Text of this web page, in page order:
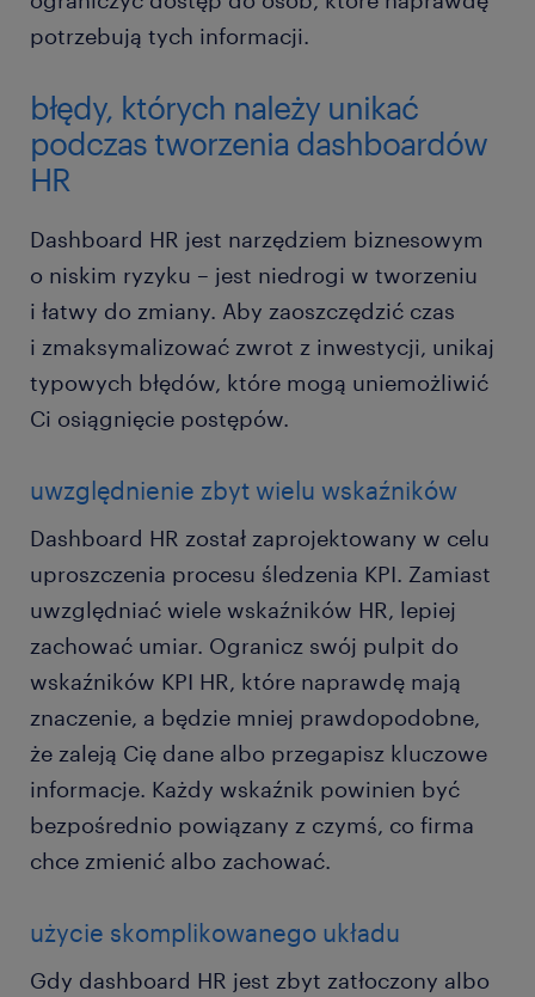
potrzebują tych informacji.
błędy, których należy unikać
podczas tworzenia dashboardów
HR
Dashboard HR jest narzędziem biznesowym
o niskim ryzyku – jest niedrogi w tworzeniu
i łatwy do zmiany. Aby zaoszczędzić czas
i zmaksymalizować zwrot z inwestycji, unikaj
typowych błędów, które mogą uniemożliwić
Ci osiągnięcie postępów.
uwzględnienie zbyt wielu wskaźników
Dashboard HR został zaprojektowany w celu
uproszczenia procesu śledzenia KPI. Zamiast
uwzględniać wiele wskaźników HR, lepiej
zachować umiar. Ogranicz swój pulpit do
wskaźników KPI HR, które naprawdę mają
znaczenie, a będzie mniej prawdopodobne,
że zaleją Cię dane albo przegapisz kluczowe
informacje. Każdy wskaźnik powinien być
bezpośrednio powiązany z czymś, co firma
chce zmienić albo zachować.
użycie skomplikowanego układu
Gdy dashboard HR jest zbyt zatłoczony albo